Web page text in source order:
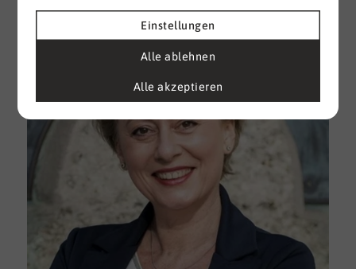
Einstellungen
Alle ablehnen
Alle akzeptieren